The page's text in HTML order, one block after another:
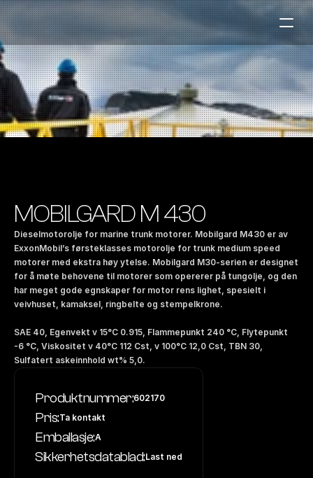
Marine
Auto & Industri
Bensinstasjoner
Våre Produkter
Om Selskapet
NO|EN
Kontakt oss
MOBILGARD M 430
Dieselmotorolje for marine trunk motorer. Mobilgard M430 er av
ExxonMobil’s førsteklasses motorolje for trunk medium speed
motorer med ekstra høy ytelse. Mobilgard M30-serien er designet
for å møte behovene til motorer som opererer på tungolje, og den
har meget gode egnskaper for motor rens lighet, spesielt i
veivhuset, kamaksel, ringbelte og stempelkrone.
SAE 40, Egenvekt v 15°C 0.915, Flammepunkt 240 °C, Flytepunkt
-6 °C, Viskositet v 40°C 112 Cst, v 100°C 12,0 Cst, TBN 30,
Sulfatert askeinnhold wt% 5,0.
Produktnummer:602170
Pris:Ta kontakt
Emballasje:A
Sikkerhetsdatablad:Last ned